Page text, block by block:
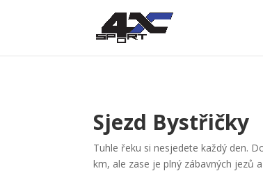
Sjezd Bystřičky
Tuhle řeku si nesjedete každý den.
km, ale zase je plný zábavných jezů